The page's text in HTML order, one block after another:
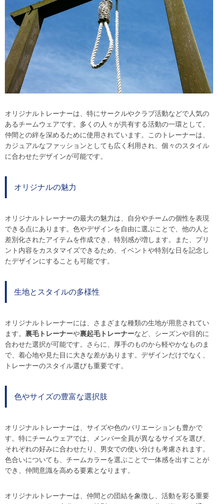
オリジナルトレーナーは、特にサークルやクラブ活動などで人気の
あるチームウェアです。多くの人々が共有する活動の一環として、
仲間との絆を深めるために使用されています。このトレーナーは、
カジュアルなファッションとしても広く利用され、個々のスタイル
に合わせたデザインが可能です。
オリジナルの魅力
オリジナルトレーナーの最大の魅力は、自分やチームの個性を表現
できる点にあります。色やデザインを自由に選ぶことで、他の人と
差別化されたアイテムを作成でき、特別感が増します。また、プリ
ント内容をカスタマイズできるため、イベントや特別な日を記念し
たデザインにすることも可能です。
生地とスタイルの多様性
オリジナルトレーナーには、さまざまな種類の生地が用意されてい
ます。 裏毛トレーナーや裏起毛トレーナーなど、シーズンや目的に
合わせた選択が可能です。さらに、厚手のものから軽やかなものま
で、着心地や見た目に大きな差があります。デザインだけでなく、
トレーナーのスタイル選びも重要です。
色やサイズの豊富な選択肢
オリジナルトレーナーは、サイズや色のバリエーションも豊かで
す。特にチームウェアでは、メンバー全員が異なるサイズを選び、
それぞれの好みに合わせたり、男女での使い分けも考慮されます。
色合いについても、チームカラーを選ぶことで一体感を出すことが
でき、仲間意識を高める要素となります。
オリジナルトレーナーは、仲間との団結を象徴し、活動を彩る重要